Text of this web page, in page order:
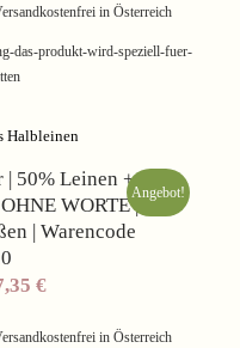
€
ist:
94,62 €.
in Österreich
das-produkt-wird-speziell-fuer-
| 50% Leinen +
WORTE |
| Warencode
€
Angebot!
in Österreich